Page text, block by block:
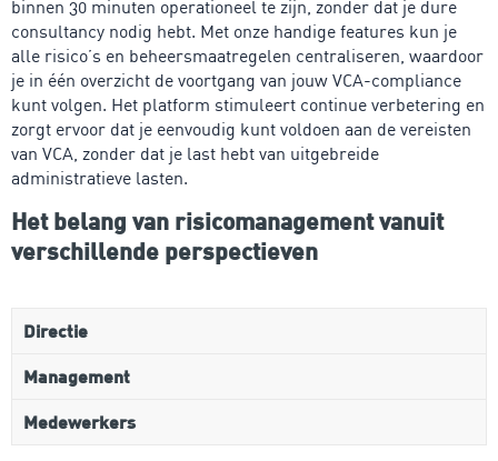
binnen 30 minuten operationeel te zijn, zonder dat je dure
consultancy nodig hebt. Met onze handige features kun je
alle risico’s en beheersmaatregelen centraliseren, waardoor
je in één overzicht de voortgang van jouw VCA-compliance
kunt volgen. Het platform stimuleert continue verbetering en
zorgt ervoor dat je eenvoudig kunt voldoen aan de vereisten
van VCA, zonder dat je last hebt van uitgebreide
administratieve lasten.
Het belang van risicomanagement vanuit
verschillende perspectieven
Directie
Management
Medewerkers